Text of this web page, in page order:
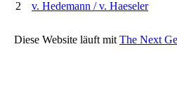
2
v. Hedemann / v. Haeseler
Diese Website läuft mit The Next